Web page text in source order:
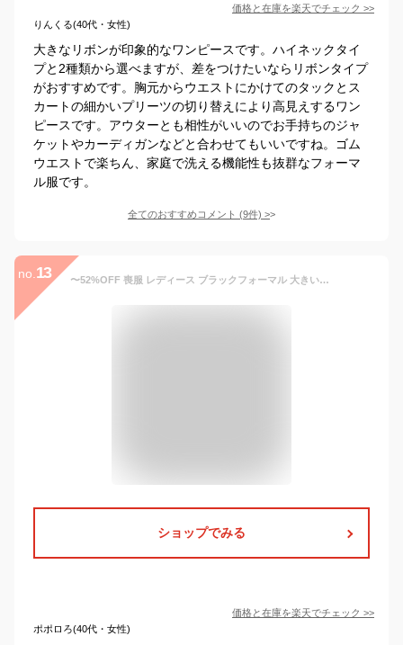
価格と在庫を楽天でチェック >>
りんくる(40代・女性)
大きなリボンが印象的なワンピースです。ハイネックタイ
プと2種類から選べますが、差をつけたいならリボンタイプ
がおすすめです。胸元からウエストにかけてのタックとス
カートの細かいプリーツの切り替えにより高見えするワン
ピースです。アウターとも相性がいいのでお手持ちのジャ
ケットやカーディガンなどと合わせてもいいですね。ゴム
ウエストで楽ちん、家庭で洗える機能性も抜群なフォーマ
ル服です。
全てのおすすめコメント (9件) >
no. 13 〜52%OFF 喪服 レディース ブラックフォーマル 大きいサイズ ロング丈 オールシーズン ワンピース単品 のみ 洗える 涼しい 七五三 ママ スーツ 授乳服 フォーマルスーツ 冠婚葬祭 礼服 ゆったり 試着チケット対象
ショップでみる
価格と在庫を楽天でチェック >>
ポポロろ(40代・女性)